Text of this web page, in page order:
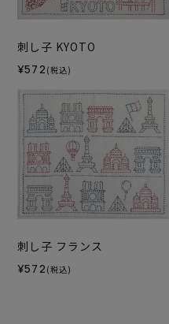
刺し子 KYOTO
¥572 (税込)
刺し子 フランス
¥572 (税込)